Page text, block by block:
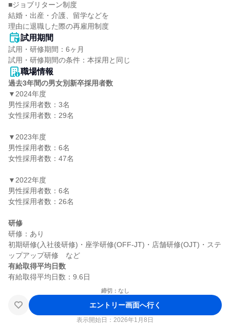
■ジョブリターン制度
結婚・出産・介護、留学などを
理由に退職した際の再雇用制度
試用期間
試用・研修期間：6ヶ月
職場情報
過去3年間の男女別新卒採用者数
▼2024年度
男性採用者数：3名
女性採用者数：29名
▼2023年度
男性採用者数：6名
女性採用者数：47名
▼2022年度
男性採用者数：6名
女性採用者数：26名
研修
研修：あり
初期研修(入社後研修)・座学研修(OFF-JT)・店舗研修(OJT)・ステ
有給取得平均日数
締切：なし
エントリー画面へ行く
表示開始日：2026年1月8日